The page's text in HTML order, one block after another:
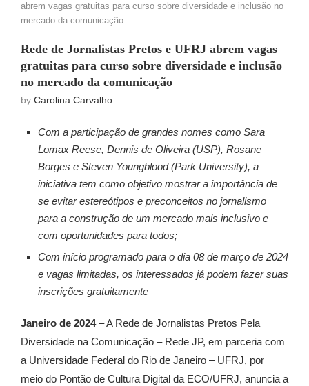
abrem vagas gratuitas para curso sobre diversidade e inclusão no
mercado da comunicação
Rede de Jornalistas Pretos e UFRJ abrem vagas
gratuitas para curso sobre diversidade e inclusão
no mercado da comunicação
by Carolina Carvalho
Com a participação de grandes nomes como Sara
Lomax Reese, Dennis de Oliveira (USP), Rosane
Borges e Steven Youngblood (Park University), a
iniciativa tem como objetivo mostrar a importância de
se evitar estereótipos e preconceitos no jornalismo
para a construção de um mercado mais inclusivo e
com oportunidades para todos;
Com início programado para o dia 08 de março de 2024
e vagas limitadas, os interessados já podem fazer suas
inscrições gratuitamente
Janeiro de 2024– A Rede de Jornalistas Pretos Pela
Diversidade na Comunicação – Rede JP, em parceria com
a Universidade Federal do Rio de Janeiro – UFRJ, por
meio do Pontão de Cultura Digital da ECO/UFRJ, anuncia a